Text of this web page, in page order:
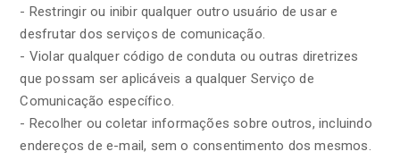
- Restringir ou inibir qualquer outro usuário de usar e
desfrutar dos serviços de comunicação.
- Violar qualquer código de conduta ou outras diretrizes
que possam ser aplicáveis ​​a qualquer Serviço de
Comunicação específico.
- Recolher ou coletar informações sobre outros, incluindo
endereços de e-mail, sem o consentimento dos mesmos.